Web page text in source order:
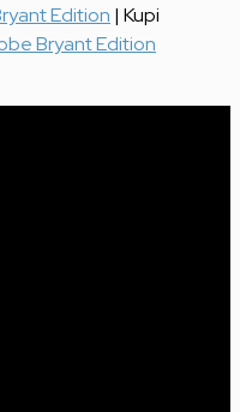
Edition | Kupi
Bryant Edition